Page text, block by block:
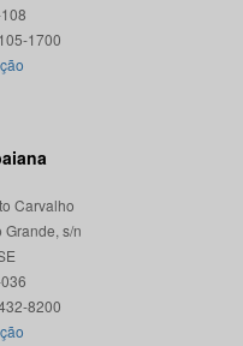
Carvalho
Grande, s/n